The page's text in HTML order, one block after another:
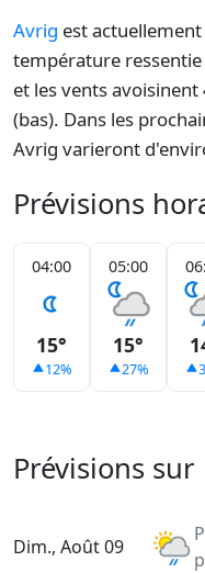
Avrig est actuellement
température ressentie
et les vents
(bas). Dans les
Avrig varieront
Prévisions
04:00
15°
12%
05:00
15°
27%
Prévisions
Dim., Août 09